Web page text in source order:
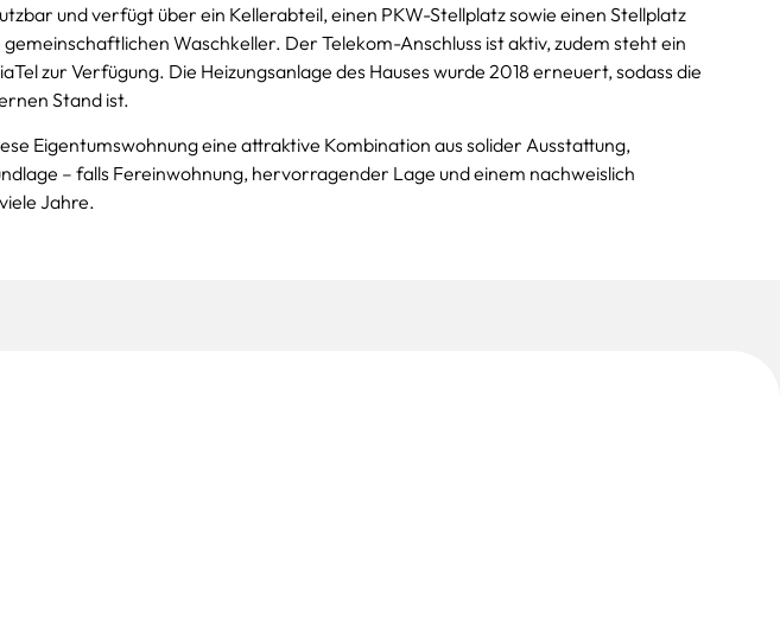
und verfügt über ein Kellerabteil, einen PKW-Stellplatz sowie einen Stellplatz
Waschkeller. Der Telekom-Anschluss ist aktiv, zudem steht ein
zur Verfügung. Die Heizungsanlage des Hauses wurde 2018 erneuert, sodass die
Stand ist.
Eigentumswohnung eine attraktive Kombination aus solider Ausstattung,
– falls Fereinwohnung, hervorragender Lage und einem nachweislich
Jahre.